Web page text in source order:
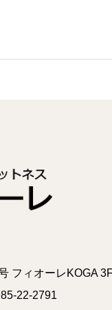
フィオーレKOGA
22-2791